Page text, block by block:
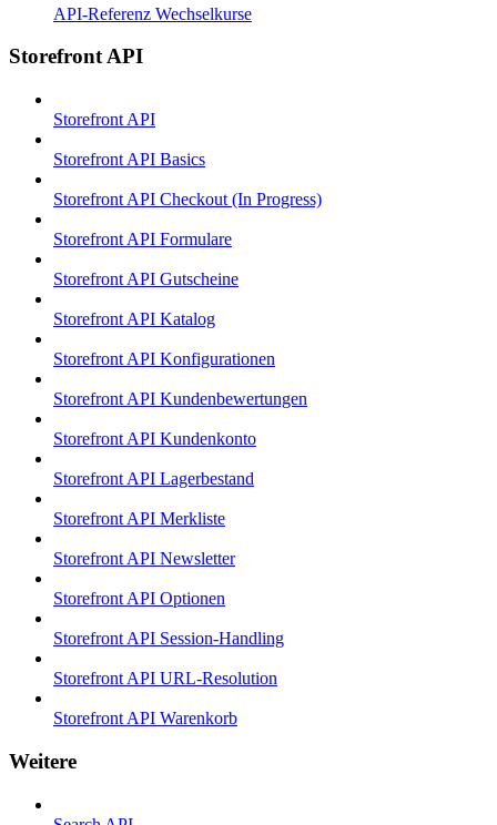
API-Referenz Wechselkurse
Storefront API
Storefront API
Storefront API Basics
Storefront API Checkout (In Progress)
Storefront API Formulare
Storefront API Gutscheine
Storefront API Katalog
Storefront API Konfigurationen
Storefront API Kundenbewertungen
Storefront API Kundenkonto
Storefront API Lagerbestand
Storefront API Merkliste
Storefront API Newsletter
Storefront API Optionen
Storefront API Session-Handling
Storefront API URL-Resolution
Storefront API Warenkorb
Weitere